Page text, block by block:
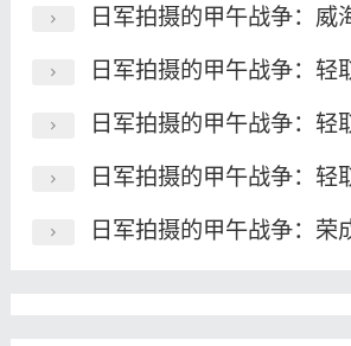
日军拍摄的甲午战争：威
日军拍摄的甲午战争：轻
日军拍摄的甲午战争：轻
日军拍摄的甲午战争：轻
日军拍摄的甲午战争：荣